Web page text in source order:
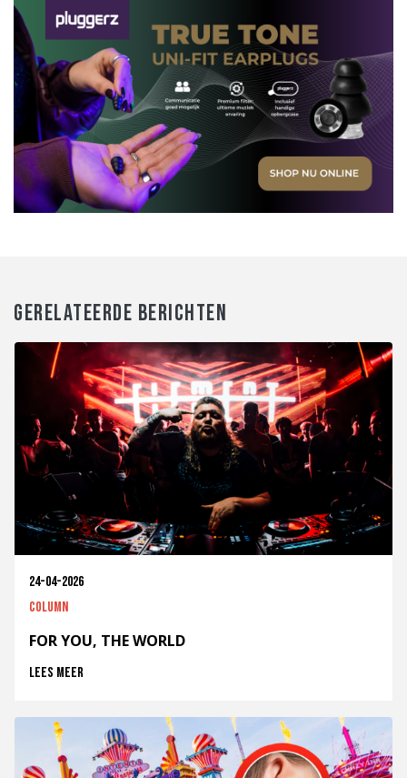
GERELATEERDE BERICHTEN
24-04-2026
Column
FOR YOU, THE WORLD
Lees meer